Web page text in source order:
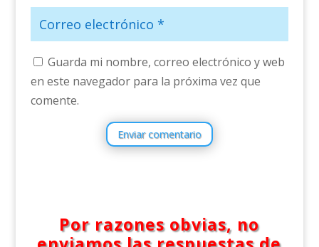
Guarda mi nombre, correo electrónico y web
en este navegador para la próxima vez que
comente.
Enviar comentario
Por razones obvias, no